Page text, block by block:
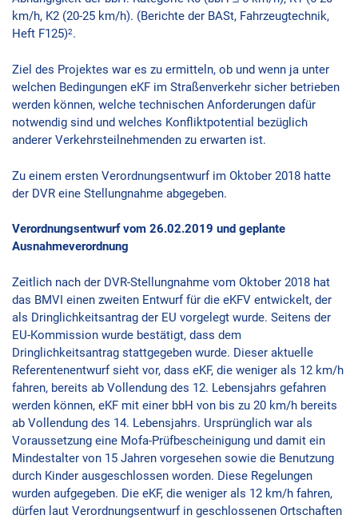
km/h, K2 (20-25 km/h). (Berichte der BASt, Fahrzeugtechnik,
Heft F125)2.
Ziel des Projektes war es zu ermitteln, ob und wenn ja unter
welchen Bedingungen eKF im Straßenverkehr sicher betrieben
werden können, welche technischen Anforderungen dafür
notwendig sind und welches Konfliktpotential bezüglich
anderer Verkehrsteilnehmenden zu erwarten ist.
Zu einem ersten Verordnungsentwurf im Oktober 2018 hatte
der DVR eine Stellungnahme abgegeben.
Verordnungsentwurf vom 26.02.2019 und geplante
Ausnahmeverordnung
Zeitlich nach der DVR-Stellungnahme vom Oktober 2018 hat
das BMVI einen zweiten Entwurf für die eKFV entwickelt, der
als Dringlichkeitsantrag der EU vorgelegt wurde. Seitens der
EU-Kommission wurde bestätigt, dass dem
Dringlichkeitsantrag stattgegeben wurde. Dieser aktuelle
Referentenentwurf sieht vor, dass eKF, die weniger als 12 km/h
fahren, bereits ab Vollendung des 12. Lebensjahrs gefahren
werden können, eKF mit einer bbH von bis zu 20 km/h bereits
ab Vollendung des 14. Lebensjahrs. Ursprünglich war als
Voraussetzung eine Mofa-Prüfbescheinigung und damit ein
Mindestalter von 15 Jahren vorgesehen sowie die Benutzung
durch Kinder ausgeschlossen worden. Diese Regelungen
wurden aufgegeben. Die eKF, die weniger als 12 km/h fahren,
dürfen laut Verordnungsentwurf in geschlossenen Ortschaften